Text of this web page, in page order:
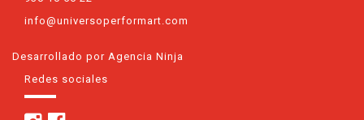
info@universoperformart.com
Desarrollado por Agencia Ninja
Redes sociales